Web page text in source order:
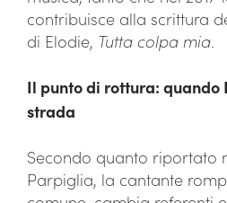
contribuisce alla scrittura
di Elodie, Tutta colpa mia.
Il punto di rottura: quando
strada
Secondo quanto riportato
Parpiglia, la cantante